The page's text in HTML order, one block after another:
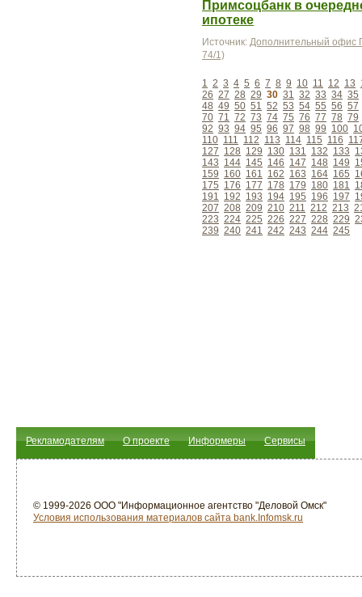
Примсоцбанк в
ипотеке
Источник: Дополнительный офис
74/1)
1 2 3 4 5 6 7 8 9 10 11 12 13
26 27 28 29 30 31 32 33 34 35
48 49 50 51 52 53 54 55 56 57
70 71 72 73 74 75 76 77 78 79
92 93 94 95 96 97 98 99 100
110 111 112 113 114 115 116
127 128 129 130 131 132 133
143 144 145 146 147 148 149
159 160 161 162 163 164 165
175 176 177 178 179 180 181
191 192 193 194 195 196 197
207 208 209 210 211 212 213
223 224 225 226 227 228 229
239 240 241 242 243 244 245
Рекламодателям О проекте Информеры Сервисы
© 1999-2026 ООО "Информационное агентство "Деловой Омск"
Условия использования материалов сайта bank.Infomsk.ru